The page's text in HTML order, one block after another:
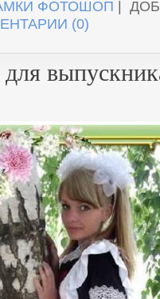
ФОТОШОП |
(0)